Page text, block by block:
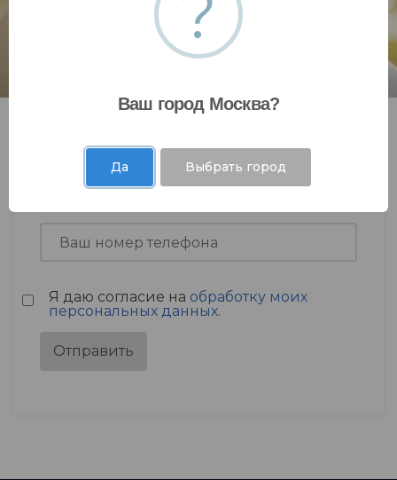
Я даю согласие на обработку моих
персональных данных.
Отправить
Ваш город Москва?
Да Выбрать город